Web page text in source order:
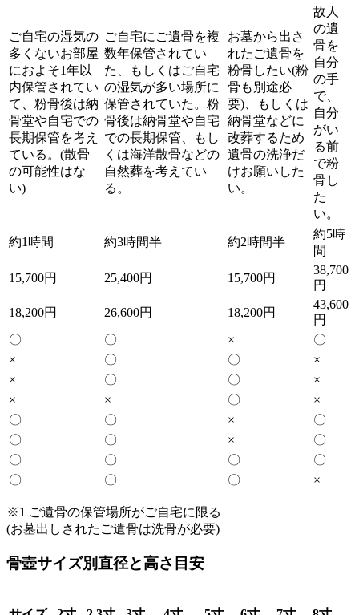
ご自宅の湿気の
多くないお部屋
におよそ1年以
内保管されてい
て、粉骨後は納
骨堂や自宅での
長期保管を考え
ている。(散骨
の可能性はな
い)
ご自宅にご遺骨を複
数年保管されてい
た、もしくはご自宅
の湿気が多い場所に
保管されていた。粉
骨後は納骨堂や自宅
での長期保管、もし
くは海洋散骨などの
自然葬を考えてい
る。
お墓から出さ
れたご遺骨を
粉骨したい(粉
骨も別途必
要)、もしくは
納骨堂などに
改葬するため
遺骨の洗浄だ
けお願いした
い。
故人
の遺
骨を
自分
の手
で、
自分
がい
る前
で粉
骨し
た
い。
約1時間 約3時間半 約2時間半
約5時
間
15,700円
25,400円 15,700円
38,700
円
18,200円
26,600円 18,200円
43,600
円
〇
〇 ×
〇
×
〇 〇
×
×
〇 〇
×
×
× 〇
×
〇
〇 ×
〇
〇
〇 ×
〇
〇
〇 〇
〇
〇
〇 〇 ×
※1 ご遺骨の保管場所がご自宅に限る
(お墓出しされたご遺骨は洗骨が必要)
骨壺サイズ別直径と高さ目安